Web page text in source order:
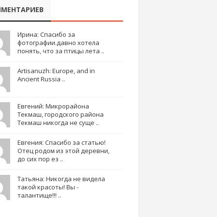
Ирина: Спасибо за
фотографии.давно хотела
понять, что за птицы лета ..
Artisanuzh: Europe, and in
Ancient Russia ..
Евгений: Микрорайона
Текмаш, городского района
Текмаш никогда не суще ..
Евгения: Спасибо за статью!
Отец родом из этой деревни,
до сих пор ез ..
Татьяна: Никогда не видела
такой красоты! Вы -
талантище!!! ..